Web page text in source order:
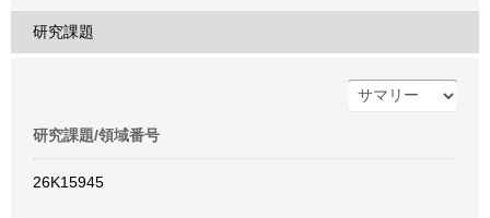
研究課題
研究課題/領域番号
26K15945